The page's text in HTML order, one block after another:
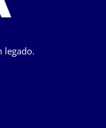
legado.